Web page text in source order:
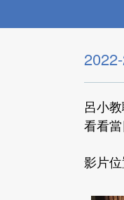
呂小
看看當
影片位